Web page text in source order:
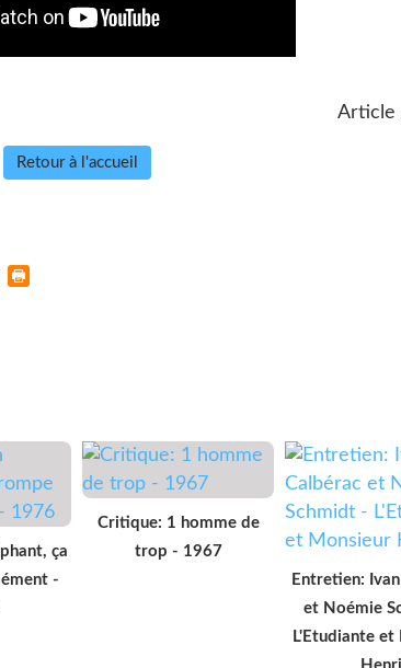
Article
Retour à l'accueil
ça
-
Critique: 1 homme de
trop - 1967
Entretien:
et Noémie
L'Etudiante et